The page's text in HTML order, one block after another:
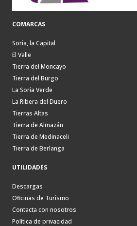
COMARCAS
Soria, la Capital
El Valle
Tierra del Moncayo
Tierra del Burgo
La Soria Verde
La Ribera del Duero
Tierras Altas
Tierra de Almazán
Tierra de Medinaceli
Tierra de Berlanga
UTILIDADES
Descargas
Oficinas de Turismo
Contacta con nosotros
Política de privacidad